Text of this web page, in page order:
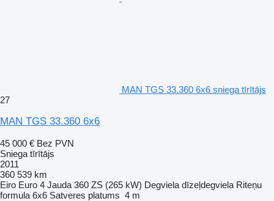
MAN TGS 33.360 6x6 sniega tīrītājs
27
MAN TGS 33.360 6x6
45 000 € Bez PVN
Sniega tīrītājs
2011
360 539 km
Eiro Euro 4 Jauda 360 ZS (265 kW) Degviela dīzeļdegviela Riteņu
formula 6x6 Satveres platums 4 m